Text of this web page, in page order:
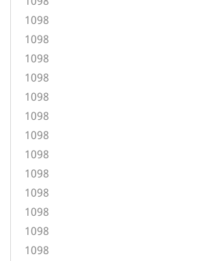
1098
1098
1098
1098
1098
1098
1098
1098
1098
1098
1098
1098
1098